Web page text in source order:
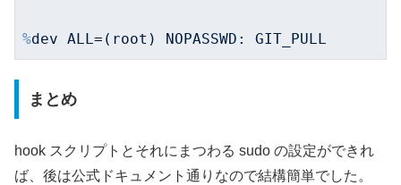
%dev ALL=(root) NOPASSWD: GIT_PULL
まとめ
hook スクリプトとそれにまつわる sudo の設定ができれ
ば、後は公式ドキュメント通りなので結構簡単でした。